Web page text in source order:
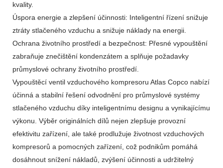
kvality.
Úspora energie a zlepšení účinnosti: Inteligentní řízení snižuje
ztráty stlačeného vzduchu a snižuje náklady na energii.
Ochrana životního prostředí a bezpečnost: Přesné vypouštění
zabraňuje znečištění kondenzátem a splňuje požadavky
průmyslové ochrany životního prostředí.
Vypouštěcí ventil vzduchového kompresoru Atlas Copco nabízí
účinná a stabilní řešení odvodnění pro průmyslové systémy
stlačeného vzduchu díky inteligentnímu designu a vynikajícímu
výkonu. Výběr originálních dílů nejen zlepšuje provozní
efektivitu zařízení, ale také prodlužuje životnost vzduchových
kompresorů a pomocných zařízení, což podnikům pomáhá
dosáhnout snížení nákladů, zvýšení účinnosti a udržitelný